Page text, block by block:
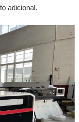
adicional.